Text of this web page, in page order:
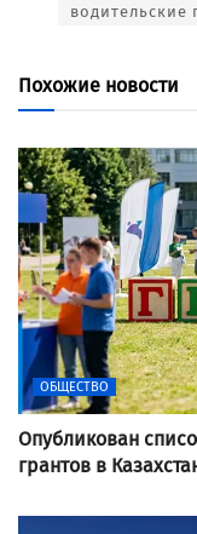
водительские
Похожие новости
ОБЩЕСТВО
Опубликован
грантов в